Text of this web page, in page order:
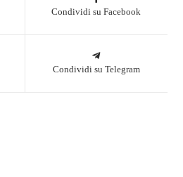
Condividi su Facebook
Condividi su Telegram